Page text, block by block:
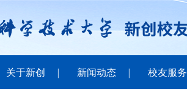
关于新创 新闻动态 校友服务